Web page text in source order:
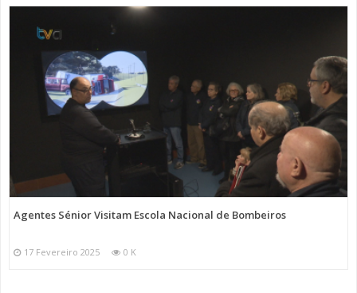
Agentes Sénior Visitam Escola Nacional de Bombeiros
17 Fevereiro 2025 0 K